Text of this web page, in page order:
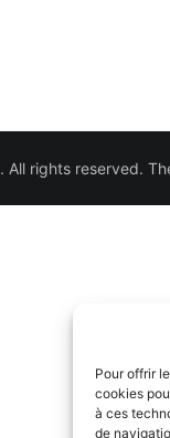
Pour offrir
cookies
à ces
de
. All rights reserved.